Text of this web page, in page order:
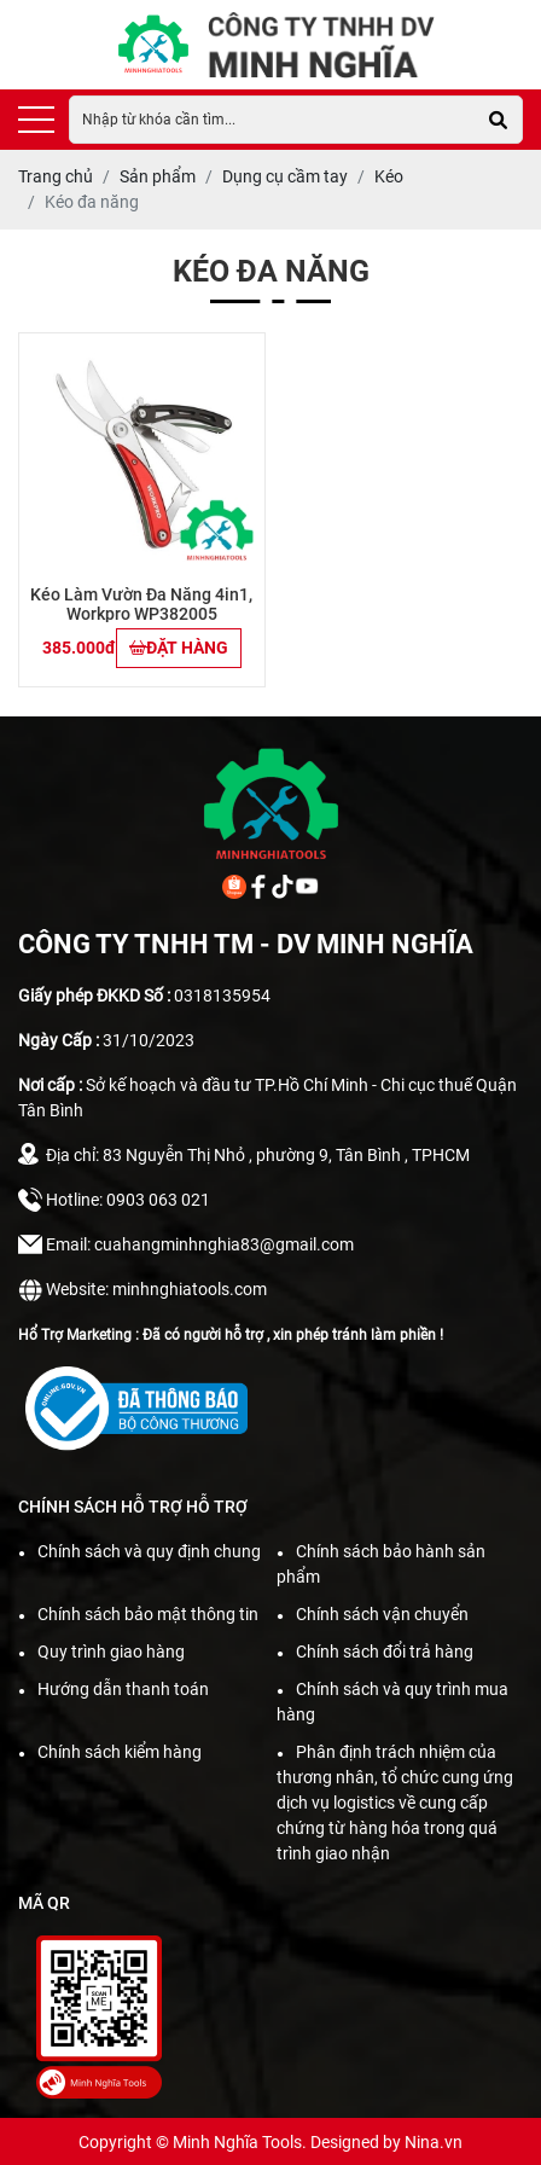
Trang chủ Sản phẩm Dụng cụ cầm tay
Kéo
Kéo đa năng
KÉO ĐA NĂNG
Kéo Làm Vườn Đa Năng 4in1,
Workpro WP382005
385.000đ
ĐẶT HÀNG
CÔNG TY TNHH TM - DV MINH NGHĨA
Giấy phép ĐKKD Số :0318135954
Ngày Cấp :31/10/2023
Nơi cấp :Sở kế hoạch và đầu tư TP.Hồ Chí Minh - Chi cục thuế Quận
Tân Bình
Địa chỉ: 83 Nguyễn Thị Nhỏ , phường 9, Tân Bình , TPHCM
Hotline: 0903 063 021
Email: cuahangminhnghia83@gmail.com
Website: minhnghiatools.com
Hổ Trợ Marketing : Đã có người hỗ trợ , xin phép tránh làm phiền !
CHÍNH SÁCH HỖ TRỢ HỖ TRỢ
Chính sách và quy định chung
Chính sách bảo hành sản
phẩm
Chính sách bảo mật thông tin
Chính sách vận chuyển
Quy trình giao hàng
Chính sách đổi trả hàng
Hướng dẫn thanh toán
Chính sách và quy trình mua
hàng
Chính sách kiểm hàng
Phân định trách nhiệm của
thương nhân, tổ chức cung ứng
dịch vụ logistics về cung cấp
chứng từ hàng hóa trong quá
trình giao nhận
MÃ QR
Copyright © Minh Nghĩa Tools. Designed by Nina.vn